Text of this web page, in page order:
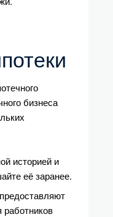
бизнеса
историей и
её заранее.